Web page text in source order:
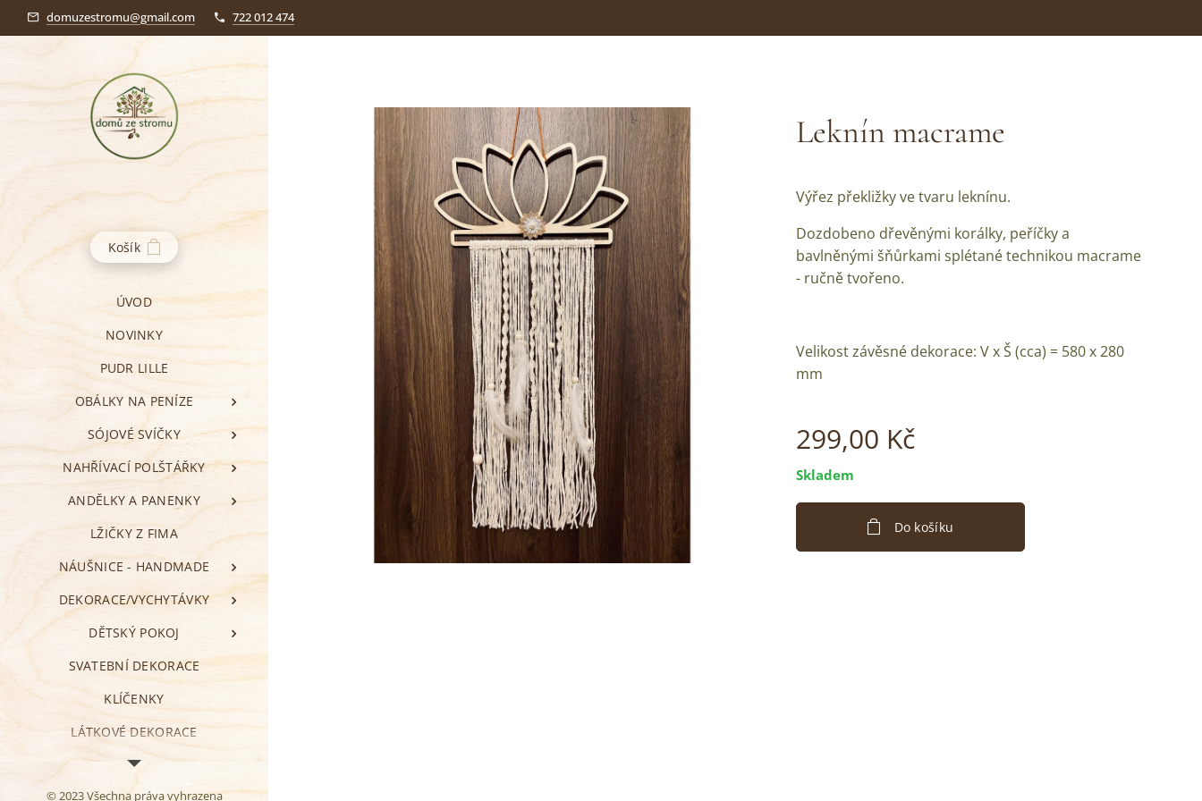
domuzestromu@gmail.com 722 012 474
Košík
ÚVOD
NOVINKY
PUDR LILLE
OBÁLKY NA PENÍZE
SÓJOVÉ SVÍČKY
NAHŘÍVACÍ POLŠTÁŘKY
ANDĚLKY A PANENKY
LŽIČKY Z FIMA
NÁUŠNICE - HANDMADE
DEKORACE/VYCHYTÁVKY
DĚTSKÝ POKOJ
SVATEBNÍ DEKORACE
KLÍČENKY
LÁTKOVÉ DEKORACE
VALENTÝN
Leknín macrame
Výřez překližky ve tvaru leknínu.
Dozdobeno dřevěnými korálky, peříčky a
bavlněnými šňůrkami splétané technikou macrame
- ručně tvořeno.
Velikost závěsné dekorace: V x Š (cca) = 580 x 280
mm
299,00 Kč
Skladem
Do košíku
© 2023 Všechna práva vyhrazena